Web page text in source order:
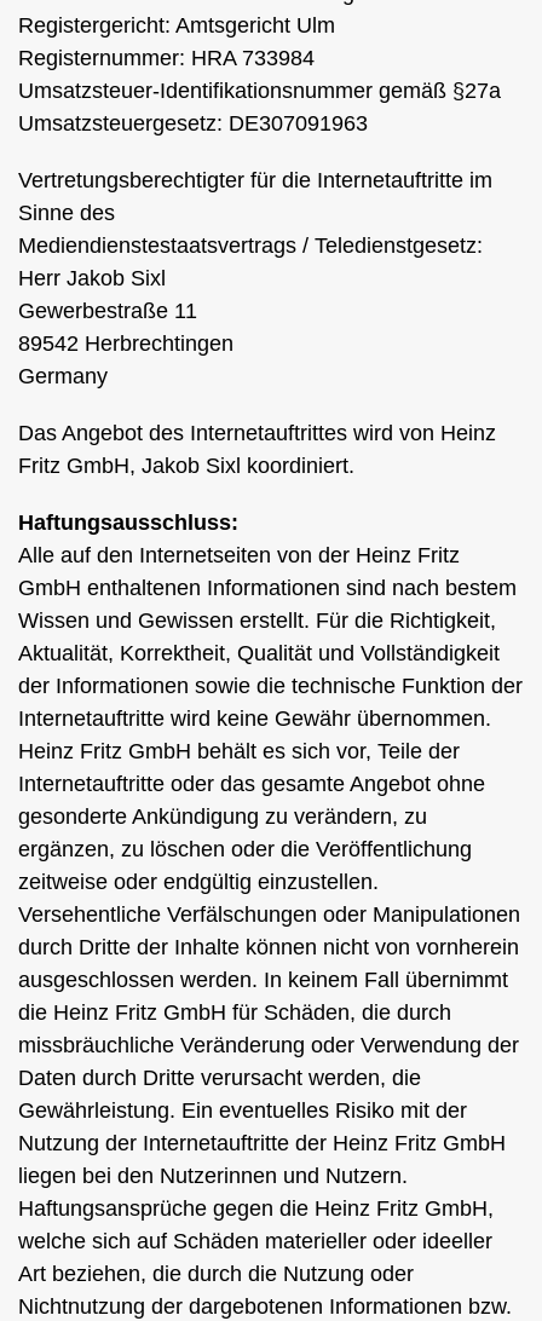
Registergericht: Amtsgericht Ulm
Registernummer: HRA 733984
Umsatzsteuer-Identifikationsnummer gemäß §27a
Umsatzsteuergesetz: DE307091963
Vertretungsberechtigter für die Internetauftritte im
Sinne des
Mediendienstestaatsvertrags / Teledienstgesetz:
Herr Jakob Sixl
Gewerbestraße 11
89542 Herbrechtingen
Germany
Das Angebot des Internetauftrittes wird von Heinz
Fritz GmbH, Jakob Sixl koordiniert.
Haftungsausschluss:
Alle auf den Internetseiten von der Heinz Fritz
GmbH enthaltenen Informationen sind nach bestem
Wissen und Gewissen erstellt. Für die Richtigkeit,
Aktualität, Korrektheit, Qualität und Vollständigkeit
der Informationen sowie die technische Funktion der
Internetauftritte wird keine Gewähr übernommen.
Heinz Fritz GmbH behält es sich vor, Teile der
Internetauftritte oder das gesamte Angebot ohne
gesonderte Ankündigung zu verändern, zu
ergänzen, zu löschen oder die Veröffentlichung
zeitweise oder endgültig einzustellen.
Versehentliche Verfälschungen oder Manipulationen
durch Dritte der Inhalte können nicht von vornherein
ausgeschlossen werden. In keinem Fall übernimmt
die Heinz Fritz GmbH für Schäden, die durch
missbräuchliche Veränderung oder Verwendung der
Daten durch Dritte verursacht werden, die
Gewährleistung. Ein eventuelles Risiko mit der
Nutzung der Internetauftritte der Heinz Fritz GmbH
liegen bei den Nutzerinnen und Nutzern.
Haftungsansprüche gegen die Heinz Fritz GmbH,
welche sich auf Schäden materieller oder ideeller
Art beziehen, die durch die Nutzung oder
Nichtnutzung der dargebotenen Informationen bzw.